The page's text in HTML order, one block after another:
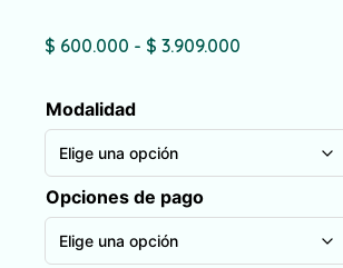
$ 600.000 - $ 3.909.000
Modalidad
Opciones de pago